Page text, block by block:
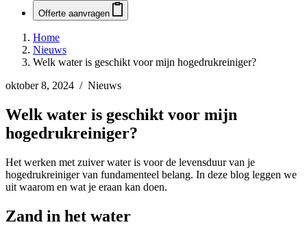
Offerte aanvragen
Home
Nieuws
Welk water is geschikt voor mijn hogedrukreiniger?
oktober 8, 2024 / Nieuws
Welk water is geschikt voor mijn
hogedrukreiniger?
Het werken met zuiver water is voor de levensduur van je
hogedrukreiniger van fundamenteel belang. In deze blog leggen we
uit waarom en wat je eraan kan doen.
Zand in het water